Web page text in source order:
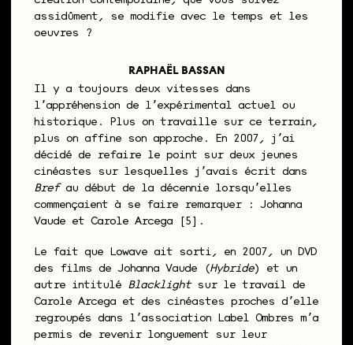
assidûment, se modifie avec le temps et les
oeuvres ?
RAPHAËL BASSAN
Il y a toujours deux vitesses dans
lʼappréhension de lʼexpérimental actuel ou
historique. Plus on travaille sur ce terrain,
plus on affine son approche. En 2007, jʼai
décidé de refaire le point sur deux jeunes
cinéastes sur lesquelles jʼavais écrit dans
Brefau début de la décennie lorsquʼelles
commençaient à se faire remarquer : Johanna
Vaude et Carole Arcega [5].
Le fait que Lowave ait sorti, en 2007, un DVD
des films de Johanna Vaude (Hybride) et un
autre intitulé Blacklightsur le travail de
Carole Arcega et des cinéastes proches dʼelle
regroupés dans lʼassociation Label Ombres mʼa
permis de revenir longuement sur leur